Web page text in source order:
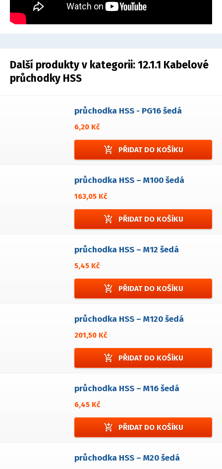
Další produkty v kategorii:12.1.1 Kabelové
průchodky HSS
průchodka HSS - PG16 šedá
6,20 Kč
add_shopping_cart PŘIDAT DO KOŠÍKU
průchodka HSS – M100 šedá
163,05 Kč
add_shopping_cart PŘIDAT DO KOŠÍKU
průchodka HSS – M12 šedá
5,45 Kč
add_shopping_cart PŘIDAT DO KOŠÍKU
průchodka HSS – M120 šedá
201,50 Kč
add_shopping_cart PŘIDAT DO KOŠÍKU
průchodka HSS – M16 šedá
6,45 Kč
add_shopping_cart PŘIDAT DO KOŠÍKU
průchodka HSS – M20 šedá